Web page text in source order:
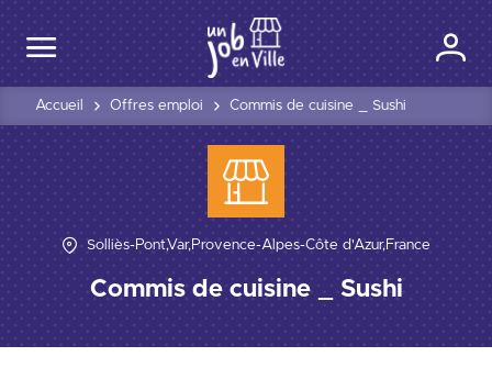
Accueil Offres emploi Commis de cuisine _ Sushi
Solliès-Pont,Var,Provence-Alpes-Côte d'Azur,France
Commis de cuisine _ Sushi